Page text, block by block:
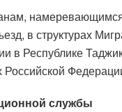
намеревающимся
в структурах
в Республике
Российской
службы